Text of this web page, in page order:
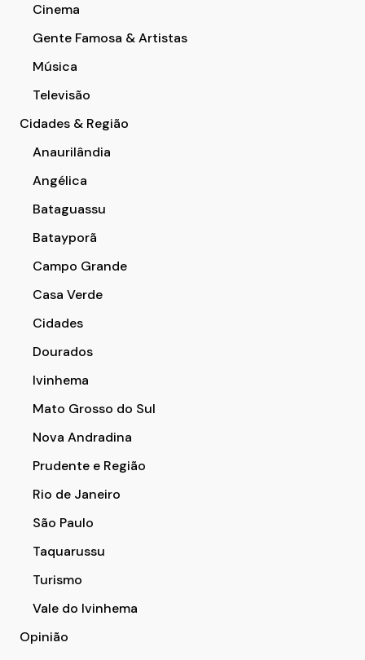
Cinema
Gente Famosa & Artistas
Música
Televisão
Cidades & Região
Anaurilândia
Angélica
Bataguassu
Batayporã
Campo Grande
Casa Verde
Cidades
Dourados
Ivinhema
Mato Grosso do Sul
Nova Andradina
Prudente e Região
Rio de Janeiro
São Paulo
Taquarussu
Turismo
Vale do Ivinhema
Opinião